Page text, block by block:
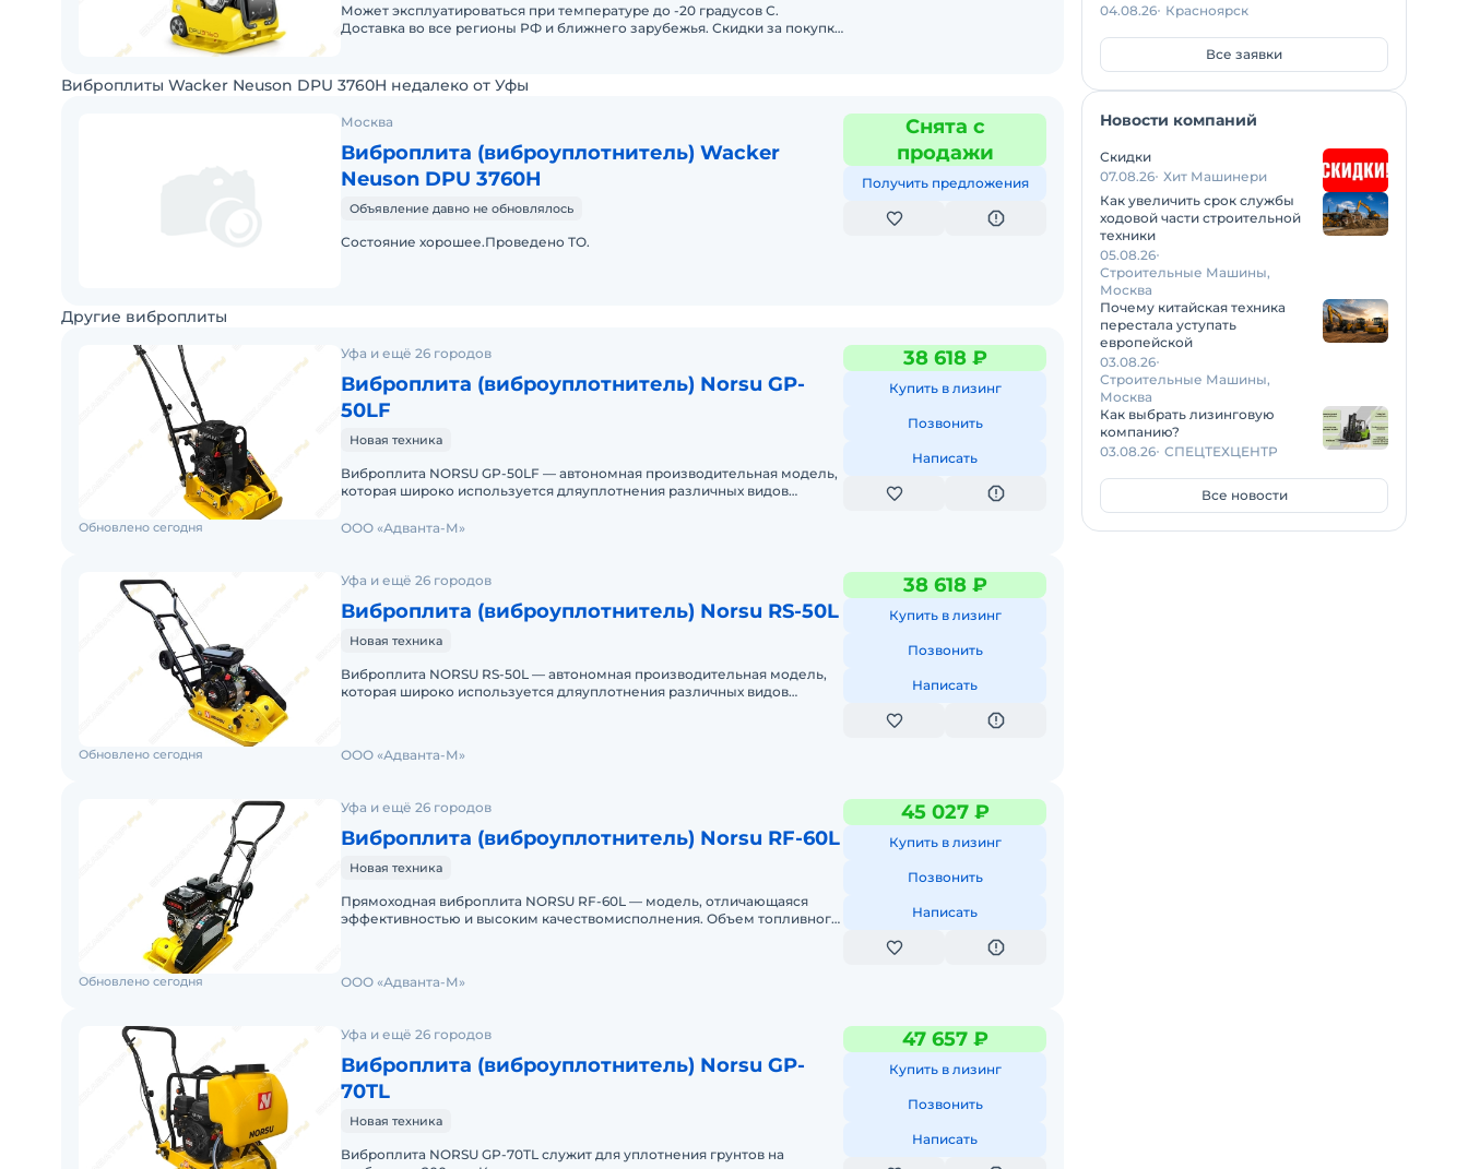
Может эксплуатироваться при температуре до -20 градусов С.
Доставка во все регионы РФ и ближнего зарубежья. Скидки за покупку
Виброплиты Wacker Neuson DPU 3760H недалеко от Уфы
Москва
Виброплита (виброуплотнитель) Wacker
Neuson DPU 3760H
Объявление давно не обновлялось
Состояние хорошее.Проведено ТО.
Снята с
продажи
Получить предложения
Другие виброплиты
Уфа и ещё 26 городов
Виброплита (виброуплотнитель) Norsu GP-
50LF
Новая техника
Виброплита NORSU GP-50LF — автономная производительная модель,
которая широко используется дляуплотнения различных видов
38 618 ₽
Купить в лизинг
Позвонить
Написать
Обновлено сегодня ООО «Адванта-М»
Уфа и ещё 26 городов
Виброплита (виброуплотнитель) Norsu RS-50L
Новая техника
Виброплита NORSU RS-50L — автономная производительная модель,
которая широко используется дляуплотнения различных видов
38 618 ₽
Купить в лизинг
Позвонить
Написать
Обновлено сегодня ООО «Адванта-М»
Уфа и ещё 26 городов
Виброплита (виброуплотнитель) Norsu RF-60L
Новая техника
Прямоходная виброплита NORSU RF-60L — модель, отличающаяся
эффективностью и высоким качествомисполнения. Объем топливного
45 027 ₽
Купить в лизинг
Позвонить
Написать
Обновлено сегодня ООО «Адванта-М»
Уфа и ещё 26 городов
Виброплита (виброуплотнитель) Norsu GP-
70TL
Новая техника
Виброплита NORSU GP-70TL служит для уплотнения грунтов на
47 657 ₽
Купить в лизинг
Позвонить
Написать
04.08.26 Красноярск
Все заявки
Новости компаний
Скидки
07.08.26 Хит Машинери
Как увеличить срок службы
ходовой части строительной
техники
05.08.26
Строительные Машины,
Москва
Почему китайская техника
перестала уступать
европейской
03.08.26
Строительные Машины,
Москва
Как выбрать лизинговую
компанию?
03.08.26 СПЕЦТЕХЦЕНТР
Все новости